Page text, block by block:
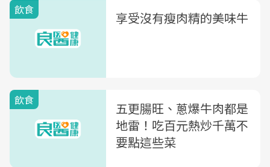
飲食 享受沒有瘦肉精的美味牛
飲食
五更腸旺、蔥爆牛肉都是
地雷！吃百元熱炒千萬不
要點這些菜